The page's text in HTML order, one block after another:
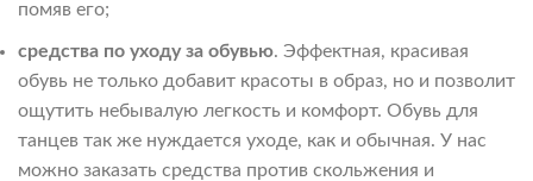
помяв его;
средства по уходу за обувью. Эффектная, красивая
обувь не только добавит красоты в образ, но и позволит
ощутить небывалую легкость и комфорт. Обувь для
танцев так же нуждается уходе, как и обычная. У нас
можно заказать средства против скольжения и